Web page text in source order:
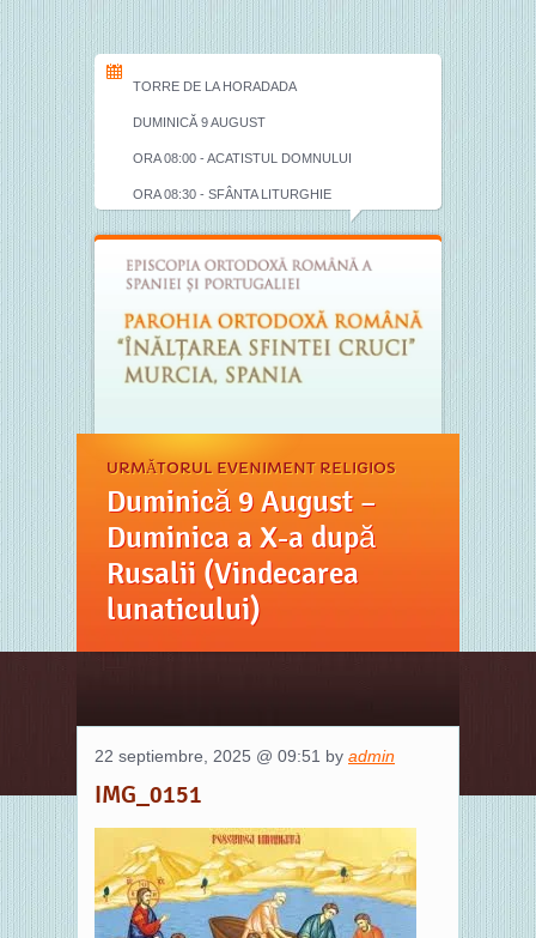
TORRE DE LA HORADADA
DUMINICĂ 9 AUGUST
ORA 08:00 - ACATISTUL DOMNULUI
ORA 08:30 - SFÂNTA LITURGHIE
URMĂTORUL EVENIMENT RELIGIOS
Duminică 9 August –
Duminica a X-a după
Rusalii (Vindecarea
lunaticului)
22 septiembre, 2025 @ 09:51 by admin
IMG_0151